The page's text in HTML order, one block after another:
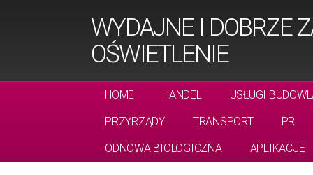
WYDAJNE I DOBRZE
OŚWIETLENIE
HOME HANDEL
USŁUGI
PRZYRZĄDY
TRANSPORT
PR
ODNOWA BIOLOGICZNA
APLIKACJE